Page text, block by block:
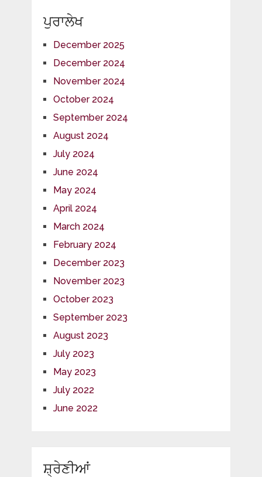
ਪੁਰਾਲੇਖ
December 2025
December 2024
November 2024
October 2024
September 2024
August 2024
July 2024
June 2024
May 2024
April 2024
March 2024
February 2024
December 2023
November 2023
October 2023
September 2023
August 2023
July 2023
May 2023
July 2022
June 2022
ਸ਼੍ਰੇਣੀਆਂ